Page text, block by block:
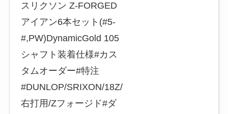
スリクソン Z-FORGED
アイアン6本セット(#5-
#,PW)DynamicGold 105
シャフト装着仕様#カス
タムオーダー#特注
#DUNLOP/SRIXON/18Z/
右打用/Zフォージド#ダ